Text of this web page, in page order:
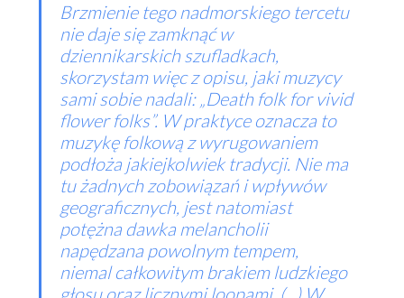
Brzmienie tego nadmorskiego tercetu
nie daje się zamknąć w
dziennikarskich szufladkach,
skorzystam więc z opisu, jaki muzycy
sami sobie nadali: „Death folk for vivid
flower folks”. W praktyce oznacza to
muzykę folkową z wyrugowaniem
podłoża jakiejkolwiek tradycji. Nie ma
tu żadnych zobowiązań i wpływów
geograficznych, jest natomiast
potężna dawka melancholii
napędzana powolnym tempem,
niemal całkowitym brakiem ludzkiego